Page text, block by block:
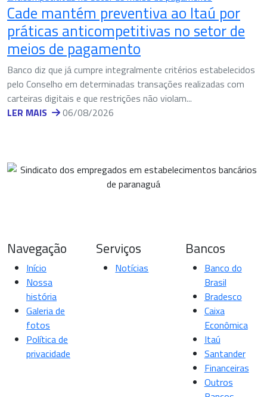
Cade mantém preventiva ao Itaú por
práticas anticompetitivas no setor de
meios de pagamento
Banco diz que já cumpre integralmente critérios estabelecidos
pelo Conselho em determinadas transações realizadas com
carteiras digitais e que restrições não violam...
LER MAIS
06/08/2026
Navegação
Início
Nossa
história
Galeria de
fotos
Política de
privacidade
Serviços
Notícias
Bancos
Banco do
Brasil
Bradesco
Caixa
Econômica
Itaú
Santander
Financeiras
Outros